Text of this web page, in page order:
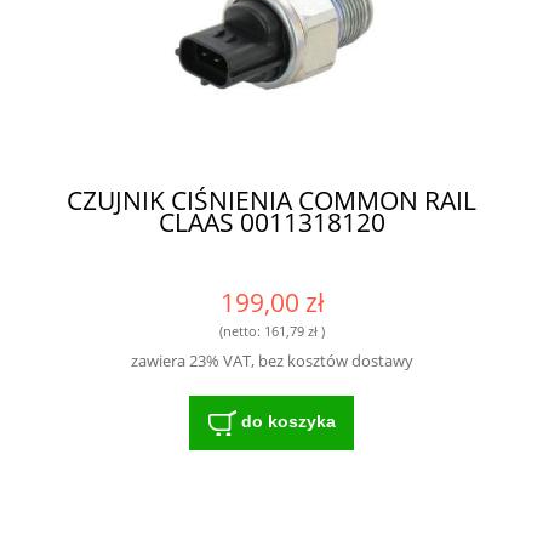
CZUJNIK CIŚNIENIA COMMON RAIL
CLAAS 0011318120
199,00 zł
(netto: 161,79 zł)
zawiera 23% VAT, bez kosztów dostawy
do koszyka